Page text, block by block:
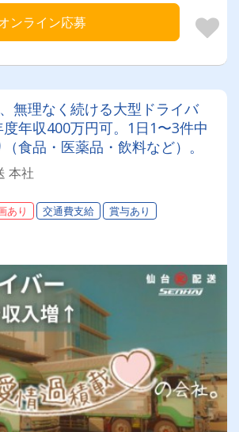
ンライン応募
無理なく続ける大型ドライバ
年収400万円可。1日1〜3件中
食品・医薬品・飲料など）。
本社
あり 交通費支給 賞与あり